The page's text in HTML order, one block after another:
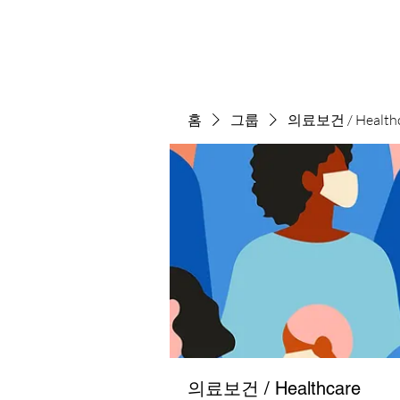
홈 그룹 의료보건 /
의료보건 / Healthcare